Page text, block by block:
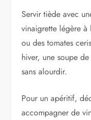
Servir tiède avec
vinaigrette légère à
ou des tomates
hiver, une soupe
sans alourdir.
Pour un apéritif,
accompagner de